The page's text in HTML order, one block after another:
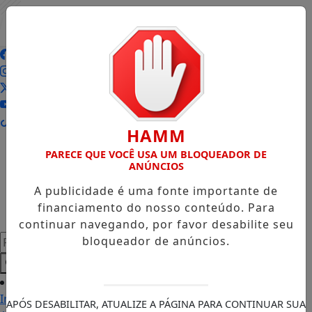
Entrar
Pesquisar Notícia
Início
HAMM
PARECE QUE VOCÊ USA UM BLOQUEADOR DE
ANÚNCIOS
A publicidade é uma fonte importante de
financiamento do nosso conteúdo. Para
continuar navegando, por favor desabilite seu
bloqueador de anúncios.
APÓS DESABILITAR, ATUALIZE A PÁGINA PARA CONTINUAR SUA